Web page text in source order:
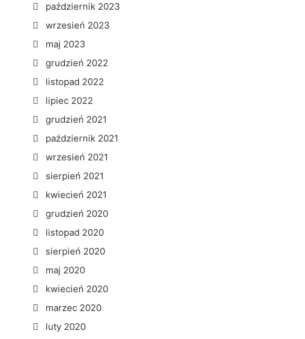
październik 2023
wrzesień 2023
maj 2023
grudzień 2022
listopad 2022
lipiec 2022
grudzień 2021
październik 2021
wrzesień 2021
sierpień 2021
kwiecień 2021
grudzień 2020
listopad 2020
sierpień 2020
maj 2020
kwiecień 2020
marzec 2020
luty 2020